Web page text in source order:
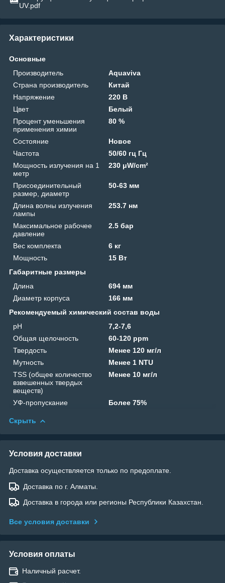
UV.pdf
Характеристики
Основные
Производитель
Aquaviva
Страна производитель
Китай
Напряжение
220 В
Цвет
Белый
Процент уменьшения
применения химии
80 %
Состояние
Новое
Частота
50/60 гц Гц
Мощность излучения на 1
метр
230 μW/cm²
Присоединительный
размер, диаметр
50-63 мм
Длина волны излучения
лампы
253.7 нм
Максимальное рабочее
давление
2.5 бар
Вес комплекта
6 кг
Мощность
15 Вт
Габаритные размеры
Длина
694 мм
Диаметр корпуса
166 мм
Рекомендуемый химический состав воды
pH
7,2-7,6
Общая щелочность
60-120 ppm
Твердость
Менее 120 мг/л
Мутность
Менее 1 NTU
TSS (общее количество
взвешенных твердых
веществ)
Менее 10 мг/л
УФ-пропускание Более 75%
Скрыть
Условия доставки
Доставка осуществляется только по предоплате.
Доставка по г. Алматы.
Доставка в города или регионы Республики Казахстан.
Все условия доставки
Условия оплаты
Наличный расчет.